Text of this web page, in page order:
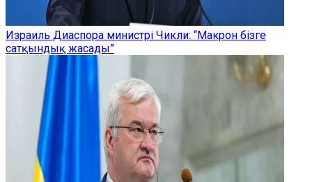
Израиль Диаспора министрі Чикли: “Макрон бізге
сатқындық жасады”